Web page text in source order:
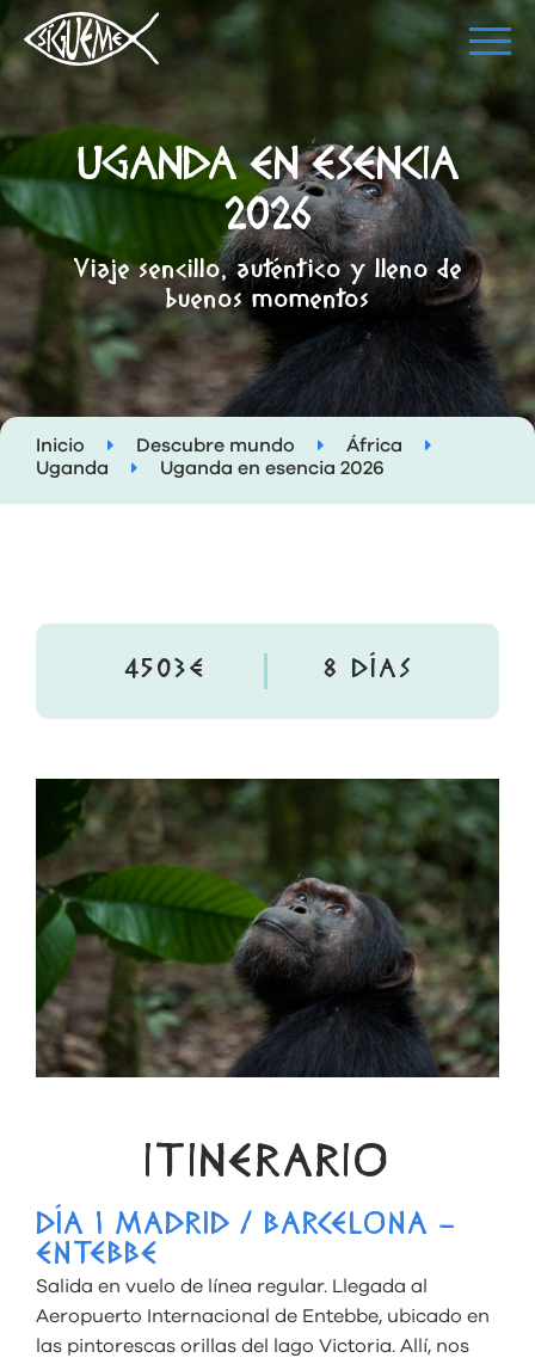
UGANDA EN ESENCIA
2026
Viaje sencillo, auténtico y lleno de
buenos momentos
Inicio Descubre mundo
África
Uganda
Uganda en esencia 2026
4503€ 8 DÍAS
ITINERARIO
DÍA 1 MADRID / BARCELONA –
ENTEBBE
Salida en vuelo de línea regular. Llegada al
Aeropuerto Internacional de Entebbe, ubicado en
las pintorescas orillas del lago Victoria. Allí, nos